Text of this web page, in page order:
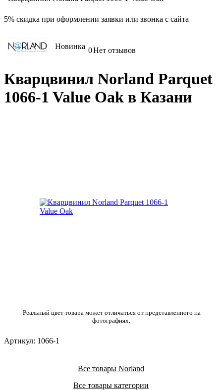
5% скидка при оформлении заявки или звонка с сайта
Новинка 0Нет отзывов
Кварцвинил Norland Parquet
1066-1 Value Oak в Казани
Реальный цвет товара может отличаться от представленного на
фотографиях.
Артикул: 1066-1
Все товары Norland
Все товары категории